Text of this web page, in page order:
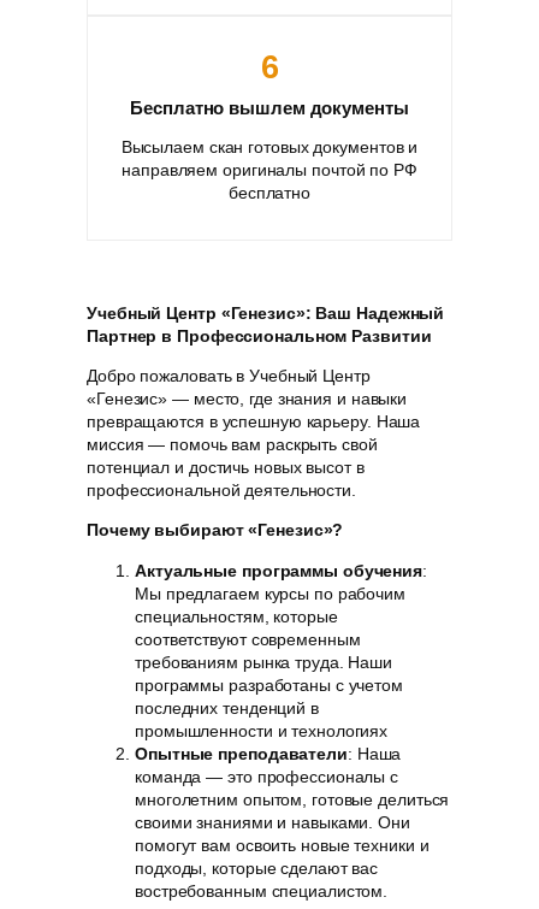
6
Бесплатно вышлем документы
Высылаем скан готовых документов и
направляем оригиналы почтой по РФ
бесплатно
Учебный Центр «Генезис»: Ваш Надежный
Партнер в Профессиональном Развитии
Добро пожаловать в Учебный Центр
«Генезис» — место, где знания и навыки
превращаются в успешную карьеру. Наша
миссия — помочь вам раскрыть свой
потенциал и достичь новых высот в
профессиональной деятельности.
Почему выбирают «Генезис»?
Актуальные программы обучения:
Мы предлагаем курсы по рабочим
специальностям, которые
соответствуют современным
требованиям рынка труда. Наши
программы разработаны с учетом
последних тенденций в
промышленности и технологиях
Опытные преподаватели: Наша
команда — это профессионалы с
многолетним опытом, готовые делиться
своими знаниями и навыками. Они
помогут вам освоить новые техники и
подходы, которые сделают вас
востребованным специалистом.